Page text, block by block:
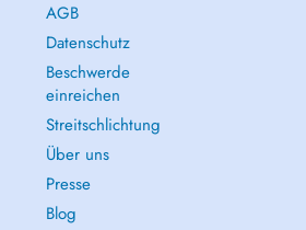
AGB
Datenschutz
Beschwerde
einreichen
Streitschlichtung
Über uns
Presse
Blog